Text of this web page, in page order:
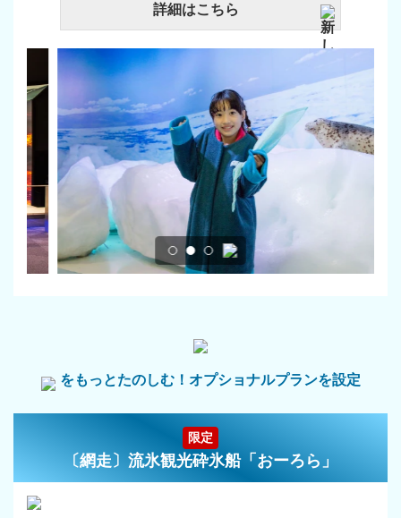
詳細はこちら
をもっとたのしむ！オプショナルプランを設定
限定
〔網走〕流氷観光砕氷船「おーろら」